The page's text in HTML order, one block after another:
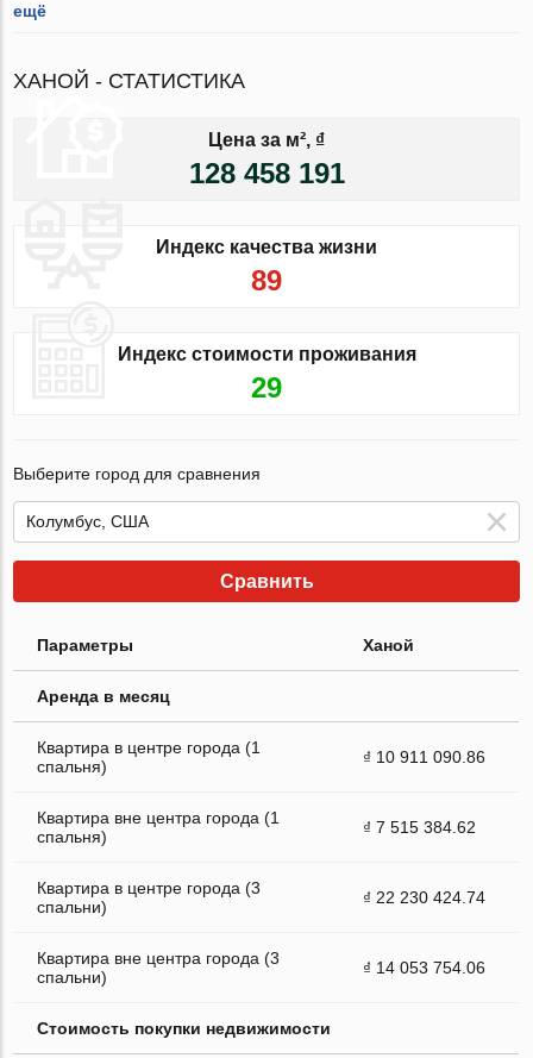
ещё
ХАНОЙ - СТАТИСТИКА
Цена за м², ₫
128 458 191
Индекс качества жизни
89
Индекс стоимости проживания
29
Выберите город для сравнения
Сравнить
Параметры Ханой
Аренда в месяц
Квартира в центре города (1
спальня)
₫ 10 911 090.86
Квартира вне центра города (1
спальня)
₫ 7 515 384.62
Квартира в центре города (3
спальни)
₫ 22 230 424.74
Квартира вне центра города (3
спальни)
₫ 14 053 754.06
Стоимость покупки недвижимости